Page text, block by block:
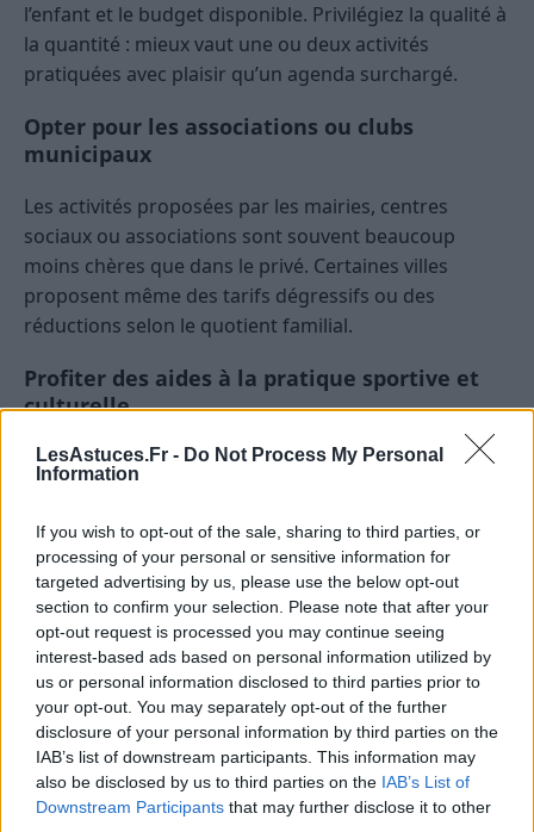
LesAstuces.Fr - Do Not Process My Personal
Information
If you wish to opt-out of the sale, sharing to third parties, or
processing of your personal or sensitive information for
targeted advertising by us, please use the below opt-out
section to confirm your selection. Please note that after your
opt-out request is processed you may continue seeing
interest-based ads based on personal information utilized by
us or personal information disclosed to third parties prior to
your opt-out. You may separately opt-out of the further
disclosure of your personal information by third parties on the
IAB’s list of downstream participants. This information may
also be disclosed by us to third parties on the IAB’s List of
Downstream Participants that may further disclose it to other
l’enfant et le budget disponible. Privilégiez la qualité à
la quantité : mieux vaut une ou deux activités
pratiquées avec plaisir qu’un agenda surchargé.
Opter pour les associations ou clubs
municipaux
Les activités proposées par les mairies, centres
sociaux ou associations sont souvent beaucoup
moins chères que dans le privé. Certaines villes
proposent même des tarifs dégressifs ou des
réductions selon le quotient familial.
Profiter des aides à la pratique sportive et
culturelle
Le Pass’Sport, le Pass Culture, les chèques vacances,
les bons CAF ou encore les dispositifs locaux
financer une partie des activités. Renseignez-vous
auprès de votre mairie, de la CAF ou directement
auprès des clubs.
Tester avant de s’engager
Beaucoup de clubs proposent des séances d’essai
gratuites en septembre. Profitez-en pour vérifier que
l’activité plaît vraiment à l’enfant avant de payer
l’année entière. Cela évite les inscriptions « à perte ».